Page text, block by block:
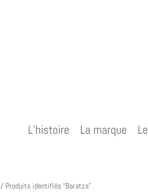
L’histoire La marque
/ Produits identifiés “Baratza”